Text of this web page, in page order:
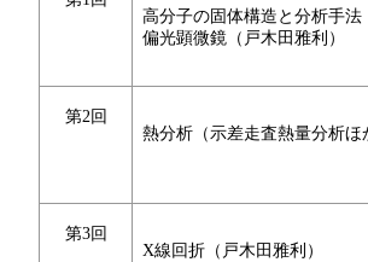
高分子の固体構造と分析手法
偏光顕微鏡（戸木田雅利）
第2回
熱分析（示差走査熱量分析ほ
第3回
X線回折（戸木田雅利）